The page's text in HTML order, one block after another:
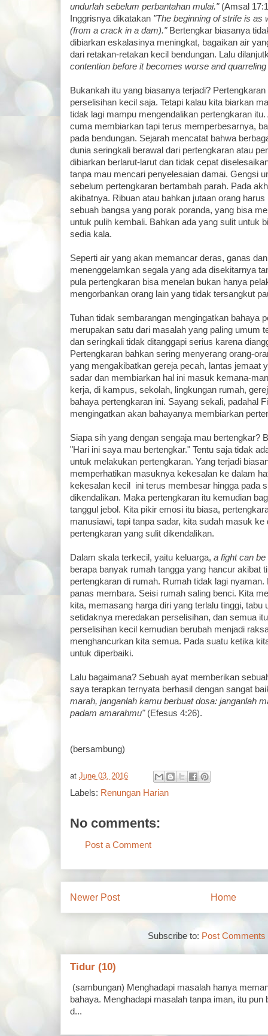
undurlah sebelum perbantahan mulai."(Amsal
Inggrisnya dikatakan "The beginning of strife is as
(from a crack in a dam)."Bertengkar biasanya
dibiarkan eskalasinya meningkat, bagaikan air
dari retakan-retakan kecil bendungan. Lalu
contention before it becomes worse and
Bukankah itu yang biasanya terjadi?
perselisihan kecil saja. Tetapi kalau kita biarkan
tidak lagi mampu mengendalikan pertengkaran
cuma membiarkan tapi terus memperbesarnya,
pada bendungan. Sejarah mencatat bahwa
dunia seringkali berawal dari pertengkaran atau
dibiarkan berlarut-larut dan tidak cepat
tanpa mau mencari penyelesaian damai. Gengsi
sebelum pertengkaran bertambah parah. Pada
akibatnya. Ribuan atau bahkan jutaan orang
sebuah bangsa yang porak poranda, yang bisa
untuk pulih kembali. Bahkan ada yang sulit untuk
sedia kala.
Seperti air yang akan memancar deras, ganas
menenggelamkan segala yang ada disekitarnya
pula pertengkaran bisa menelan bukan hanya
mengorbankan orang lain yang tidak tersangkut
Tuhan tidak sembarangan mengingatkan bahaya
merupakan satu dari masalah yang paling umum
dan seringkali tidak ditanggapi serius karena
Pertengkaran bahkan sering menyerang orang-
yang mengakibatkan gereja pecah, lantas jemaat
sadar dan membiarkan hal ini masuk kemana-
kerja, di kampus, sekolah, lingkungan rumah,
bahaya pertengkaran ini. Sayang sekali, padahal
mengingatkan akan bahayanya membiarkan
Siapa sih yang dengan sengaja mau bertengkar?
"Hari ini saya mau bertengkar." Tentu saja tidak
untuk melakukan pertengkaran. Yang terjadi
memperhatikan masuknya kekesalan ke dalam
kekesalan kecil ini terus membesar hingga pada
dikendalikan. Maka pertengkaran itu kemudian
tanggul jebol. Kita pikir emosi itu biasa,
manusiawi, tapi tanpa sadar, kita sudah masuk ke
pertengkaran yang sulit dikendalikan.
Dalam skala terkecil, yaitu keluarga, a fight can
berapa banyak rumah tangga yang hancur akibat
pertengkaran di rumah. Rumah tidak lagi nyaman.
panas membara. Seisi rumah saling benci. Kita
kita, memasang harga diri yang terlalu tinggi, tabu
setidaknya meredakan perselisihan, dan semua
perselisihan kecil kemudian berubah menjadi
menghancurkan kita semua. Pada suatu ketika
untuk diperbaiki.
Lalu bagaimana? Sebuah ayat memberikan
saya terapkan ternyata berhasil dengan sangat
marah, janganlah kamu berbuat dosa: janganlah
padam amarahmu"(Efesus 4:26).
(bersambung)
at June 03, 2016
Labels: Renungan Harian
No comments:
Post a Comment
Newer Post Home
Subscribe to: Post Comments
Tidur (10)
(sambungan) Menghadapi masalah hanya
bahaya. Menghadapi masalah tanpa iman, itu
d...